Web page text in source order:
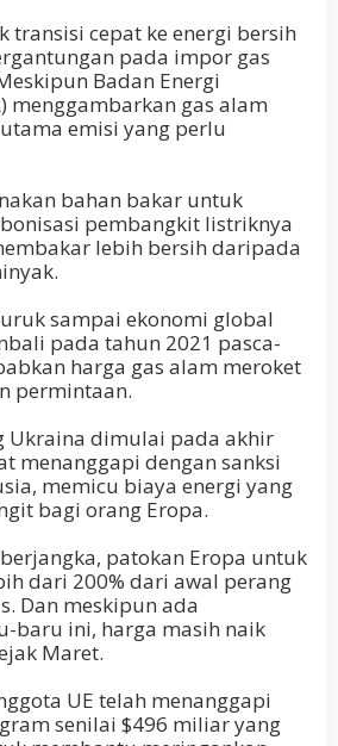
transisi cepat ke energi bersih
pada impor gas
Badan Energi
menggambarkan gas alam
emisi yang perlu
bahan bakar untuk
pembangkit listriknya
lebih bersih daripada
sampai ekonomi global
pada tahun 2021 pasca-
harga gas alam meroket
permintaan.
Ukraina dimulai pada akhir
menanggapi dengan sanksi
memicu biaya energi yang
bagi orang Eropa.
patokan Eropa untuk
dari 200% dari awal perang
Dan meskipun ada
baru ini, harga masih naik
Maret.
UE telah menanggapi
senilai $496 miliar yang